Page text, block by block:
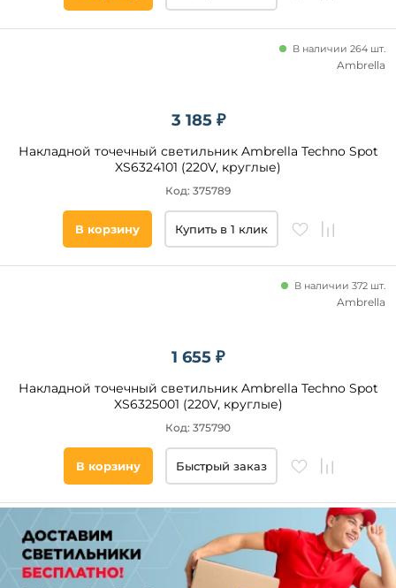
3 185 ₽
Накладной точечный светильник Ambrella Techno Spot
XS6324101 (220V, круглые)
В наличии 264 шт.
Код: 375789
Ambrella
В корзину Купить в 1 клик
1 655 ₽
Накладной точечный светильник Ambrella Techno Spot
XS6325001 (220V, круглые)
В наличии 372 шт.
Код: 375790
Ambrella
В корзину Быстрый заказ